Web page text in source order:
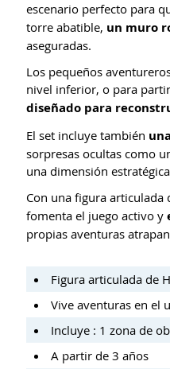
escenario perfecto para
torre abatible, un muro
aseguradas.
Los pequeños
nivel inferior, o para
diseñado para
El set incluye también
sorpresas ocultas como
una dimensión
Con una figura articulada
fomenta el juego activo y
propias aventuras
Figura articulada de
Vive aventuras en el
Incluye : 1 zona de
A partir de 3 años